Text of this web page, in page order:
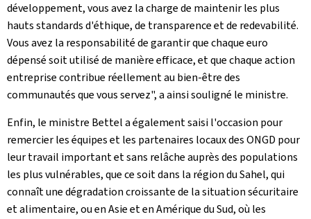
développement, vous avez la charge de maintenir les plus
hauts standards d'éthique, de transparence et de redevabilité.
Vous avez la responsabilité de garantir que chaque euro
dépensé soit utilisé de manière efficace, et que chaque action
entreprise contribue réellement au bien-être des
communautés que vous servez", a ainsi souligné le ministre.
Enfin, le ministre Bettel a également saisi l'occasion pour
remercier les équipes et les partenaires locaux des ONGD pour
leur travail important et sans relâche auprès des populations
les plus vulnérables, que ce soit dans la région du Sahel, qui
connaît une dégradation croissante de la situation sécuritaire
et alimentaire, ou en Asie et en Amérique du Sud, où les